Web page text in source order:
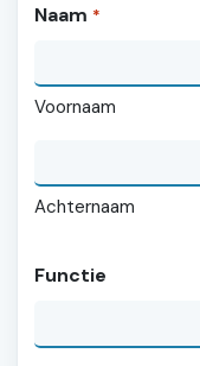
Naam *
Voornaam
Achternaam
Functie